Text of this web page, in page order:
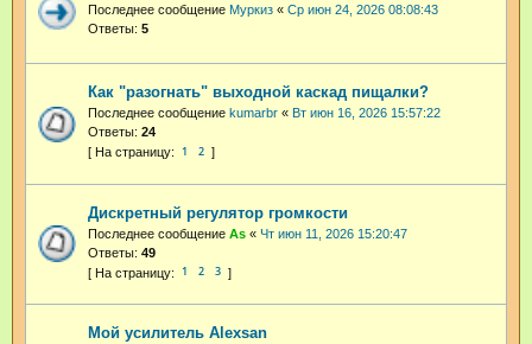
Последнее сообщение Муркиз « Ср июн 24, 2026 08:08:43
Ответы: 5
Как "разогнать" выходной каскад пищалки?
Последнее сообщение kumarbr « Вт июн 16, 2026 15:57:22
Ответы: 24
1 2
Дискретный регулятор громкости
Последнее сообщение As « Чт июн 11, 2026 15:20:47
Ответы: 49
1 2 3
Мой усилитель Alexsan